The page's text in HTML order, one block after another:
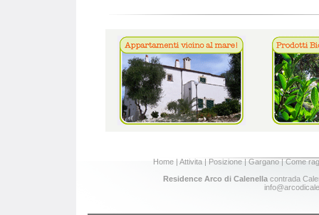
Home Attivita Posizione Gargano
Come
Residence Arco di Calenellacontrada